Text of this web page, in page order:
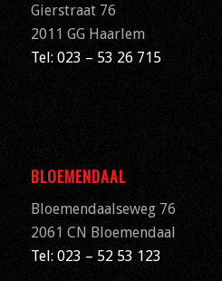
Gierstraat 76
2011 GG Haarlem
Tel: 023 – 53 26 715
BLOEMENDAAL
Bloemendaalseweg 76
2061 CN Bloemendaal
Tel: 023 – 52 53 123